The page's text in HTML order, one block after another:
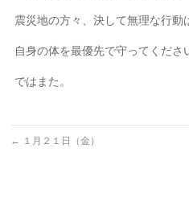
震災地の方々、決して無理な行動
自身の体を最優先で守ってくださ
ではまた。
← １月２１日（金）